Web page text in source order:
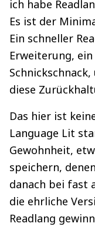
ich habe
Es ist der
Ein schneller
Erweiterung,
diese
Das hier ist
Language Lit
Gewohnheit,
speichern,
danach bei fast
die ehrliche
Readlang